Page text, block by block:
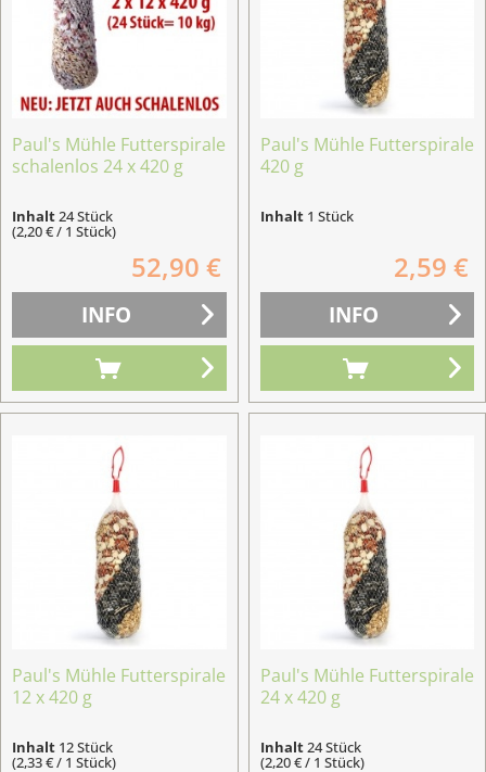
Paul's Mühle Futterspirale
schalenlos 24 x 420 g
Inhalt24 Stück
(2,20 € / 1 Stück)
52,90 €
INFO
Paul's Mühle Futterspirale
420 g
Inhalt 1 Stück
2,59 €
INFO
Paul's Mühle Futterspirale
12 x 420 g
Inhalt 12 Stück
(2,33 € / 1 Stück)
Paul's Mühle Futterspirale
24 x 420 g
Inhalt24 Stück
(2,20 € / 1 Stück)